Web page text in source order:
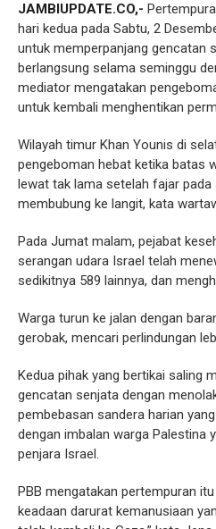
JAMBIUPDATE.CO,-
hari kedua pada Sabtu, 2
untuk memperpanjang gencatan
berlangsung selama seminggu
mediator mengatakan
untuk kembali menghentikan
Wilayah timur Khan Younis di
pengeboman hebat ketika batas
lewat tak lama setelah fajar
membubung ke langit, kata
Pada Jumat malam, pejabat
serangan udara Israel telah
sedikitnya 589 lainnya, dan
Warga turun ke jalan dengan
gerobak, mencari perlindungan
Kedua pihak yang bertikai saling
gencatan senjata dengan
pembebasan sandera harian
dengan imbalan warga Palestina
penjara Israel.
PBB mengatakan pertempuran
keadaan darurat kemanusiaan